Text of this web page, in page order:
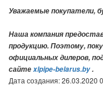
Уважаемые покупатели,
Наша компания
продукцию. Поэтому,
официальных дилеров,
сайтеxlpipe-belarus.by.
Дата создания: 26.03.2020